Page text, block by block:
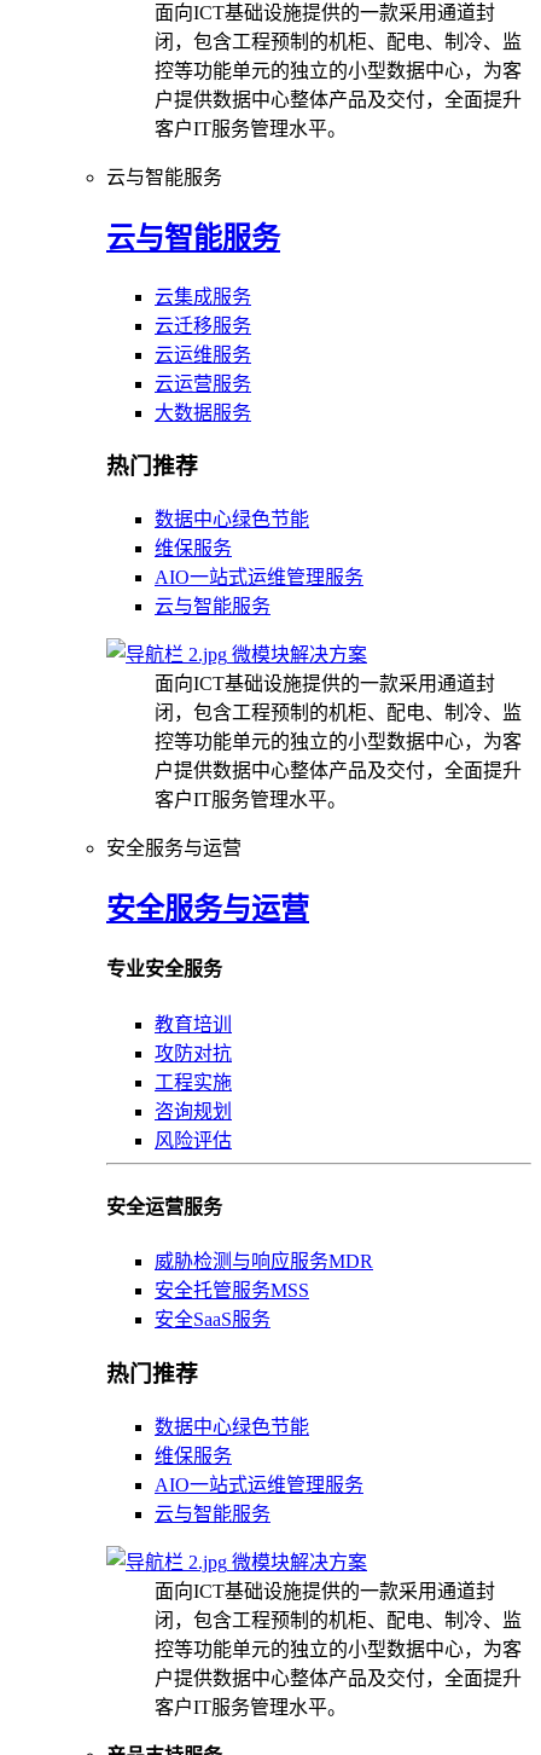
面向ICT基础设施提供的一款采用通道封
闭，包含工程预制的机柜、配电、制冷、监
控等功能单元的独立的小型数据中心，为客
户提供数据中心整体产品及交付，全面提升
客户IT服务管理水平。
云与智能服务
云与智能服务
云集成服务
云迁移服务
云运维服务
云运营服务
大数据服务
热门推荐
数据中心绿色节能
维保服务
AIO一站式运维管理服务
云与智能服务
微模块解决方案
面向ICT基础设施提供的一款采用通道封
闭，包含工程预制的机柜、配电、制冷、监
控等功能单元的独立的小型数据中心，为客
户提供数据中心整体产品及交付，全面提升
客户IT服务管理水平。
安全服务与运营
安全服务与运营
专业安全服务
教育培训
攻防对抗
工程实施
咨询规划
风险评估
安全运营服务
威胁检测与响应服务MDR
安全托管服务MSS
安全SaaS服务
热门推荐
数据中心绿色节能
维保服务
AIO一站式运维管理服务
云与智能服务
微模块解决方案
面向ICT基础设施提供的一款采用通道封
闭，包含工程预制的机柜、配电、制冷、监
控等功能单元的独立的小型数据中心，为客
户提供数据中心整体产品及交付，全面提升
客户IT服务管理水平。